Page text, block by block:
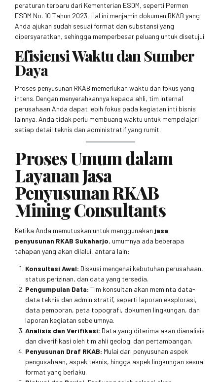
peraturan terbaru dari Kementerian ESDM, seperti Permen
ESDM No. 10 Tahun 2023. Hal ini menjamin dokumen RKAB yang
Anda ajukan sudah sesuai format dan substansi yang
dipersyaratkan, sehingga memperbesar peluang untuk disetujui.
Efisiensi Waktu dan Sumber
Daya
Proses penyusunan RKAB memerlukan waktu dan fokus yang
intens. Dengan menyerahkannya kepada ahli, tim internal
perusahaan Anda dapat lebih fokus pada kegiatan inti bisnis
lainnya. Anda tidak perlu membuang waktu untuk mempelajari
setiap detail teknis dan administratif yang rumit.
Proses Umum dalam
Layanan Jasa
Penyusunan RKAB
Mining Consultants
Ketika Anda memutuskan untuk menggunakan jasa
penyusunan RKAB Sukaharjo, umumnya ada beberapa
tahapan yang akan dilalui, antara lain:
Konsultasi Awal: Diskusi mengenai kebutuhan perusahaan,
status perizinan, dan data yang tersedia.
Pengumpulan Data: Tim konsultan akan meminta data-
data teknis dan administratif, seperti laporan eksplorasi,
data pemboran, peta topografi, dokumen lingkungan, dan
laporan kegiatan sebelumnya.
Analisis dan Verifikasi: Data yang diterima akan dianalisis
dan diverifikasi oleh tim ahli geologi dan pertambangan.
Penyusunan Draf RKAB: Mulai dari penyusunan aspek
pengusahaan, aspek teknis, hingga aspek lingkungan sesuai
format yang berlaku.